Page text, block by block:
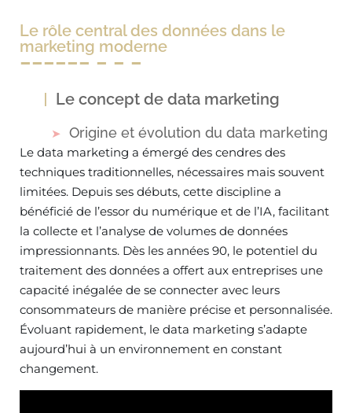
Le rôle central des données dans le
marketing moderne
Le concept de data marketing
Origine et évolution du data marketing
Le data marketing a émergé des cendres des
techniques traditionnelles, nécessaires mais souvent
limitées. Depuis ses débuts, cette discipline a
bénéficié de l’essor du numérique et de l’IA, facilitant
la collecte et l’analyse de volumes de données
impressionnants. Dès les années 90, le potentiel du
traitement des données a offert aux entreprises une
capacité inégalée de se connecter avec leurs
consommateurs de manière précise et personnalisée.
Évoluant rapidement, le data marketing s’adapte
aujourd’hui à un environnement en constant
changement.